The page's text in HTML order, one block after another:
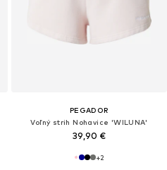
PEGADOR
Voľný strih Nohavice 'WILUNA'
39,90 €
+2